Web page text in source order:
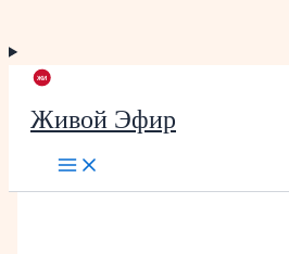
Живой Эфир